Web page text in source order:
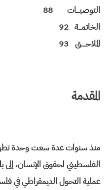
التوصيـــات
88
الخاتمـــة 92
الملاحـــــق 93
المقدمة
منذ سنوات عدة سعت وحدة تطوير
الفلسطيني لحقوق الإنسان،
عملية التحول الديمقراطي في